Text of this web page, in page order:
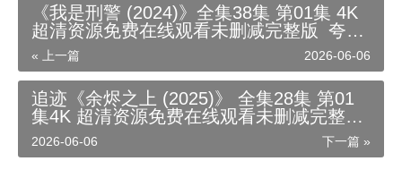
《我是刑警 (2024)》全集38集 第01集 4K
超清资源免费在线观看未删减完整版_夸克
网盘资源链接下载_于和伟领衔，重现90年
代刑侦风云
« 上一篇 2026-06-06
追迹《余烬之上 (2025)》 全集28集 第01
集4K 超清资源免费在线观看未删减完整版
_夸克网盘资源链接下载_电视剧：廖氏兄
弟的命运纠葛与真相追寻
下一篇 »
2026-06-06